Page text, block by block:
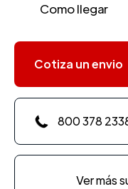
Como llegar
Cotiza un envio
800 378
Ver más